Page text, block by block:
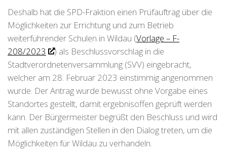
Deshalb hat die SPD-Fraktion einen Prüfauftrag über die
Möglichkeiten zur Errichtung und zum Betrieb
weiterführender Schulen in Wildau (Vorlage – F-
208/2023
) als Beschlussvorschlag in die
Stadtverordnetenversammlung (SVV) eingebracht,
welcher am 28. Februar 2023 einstimmig angenommen
wurde. Der Antrag wurde bewusst ohne Vorgabe eines
Standortes gestellt, damit ergebnisoffen geprüft werden
kann. Der Bürgermeister begrüßt den Beschluss und wird
mit allen zuständigen Stellen in den Dialog treten, um die
Möglichkeiten für Wildau zu verhandeln.